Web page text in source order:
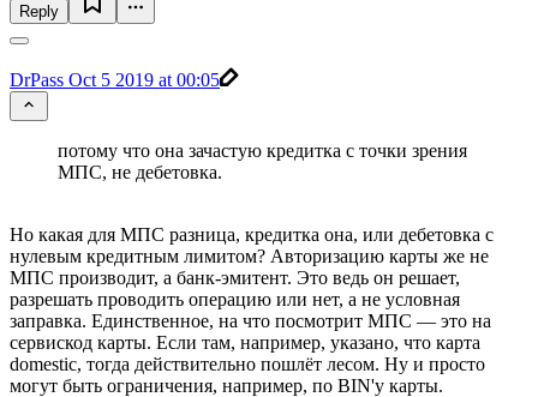
Reply
DrPass Oct 5 2019 at 00:05
потому что она зачастую кредитка с точки зрения
МПС, не дебетовка.
Но какая для МПС разница, кредитка она, или дебетовка с
нулевым кредитным лимитом? Авторизацию карты же не
МПС производит, а банк-эмитент. Это ведь он решает,
разрешать проводить операцию или нет, а не условная
заправка. Единственное, на что посмотрит МПС — это на
сервискод карты. Если там, например, указано, что карта
domestic, тогда действительно пошлёт лесом. Ну и просто
могут быть ограничения, например, по BIN'у карты.